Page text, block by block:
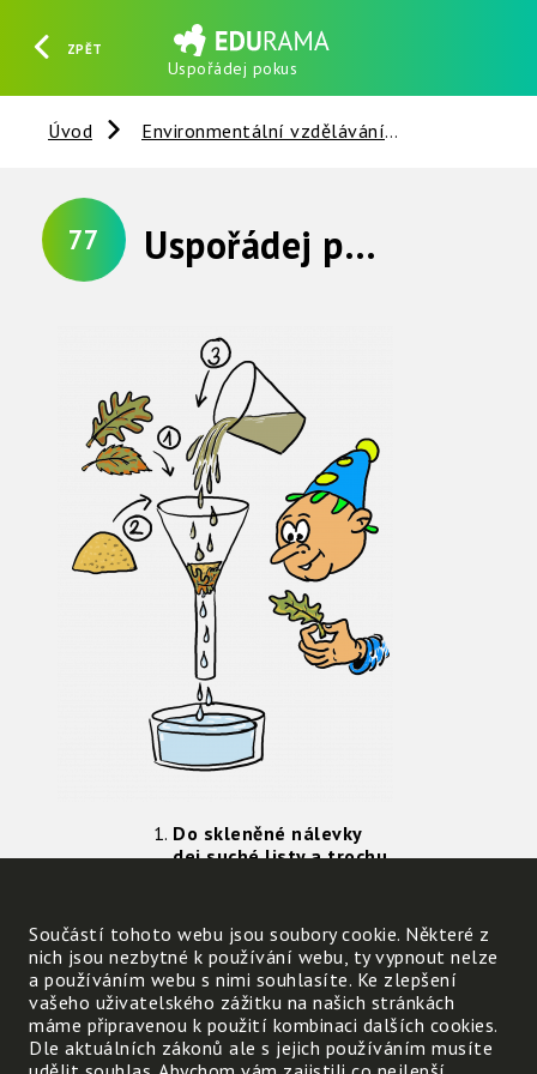
ZPĚT
Uspořádej pokus
HLEDAT REGISTROVAT PŘIHLÁSIT SE
Úvod Environmentální vzdělávání
77 Uspořádej pokus !
Do skleněné nálevky
dej suché listy a trochu
špinavé vody po mytí
rukou.
Pozoruj čistotu vody
která protekla
nálevkou.
Součástí tohoto webu jsou soubory cookie. Některé z
nich jsou nezbytné k používání webu, ty vypnout nelze
a používáním webu s nimi souhlasíte. Ke zlepšení
vašeho uživatelského zážitku na našich stránkách
máme připravenou k použití kombinaci dalších cookies.
Dle aktuálních zákonů ale s jejich používáním musíte